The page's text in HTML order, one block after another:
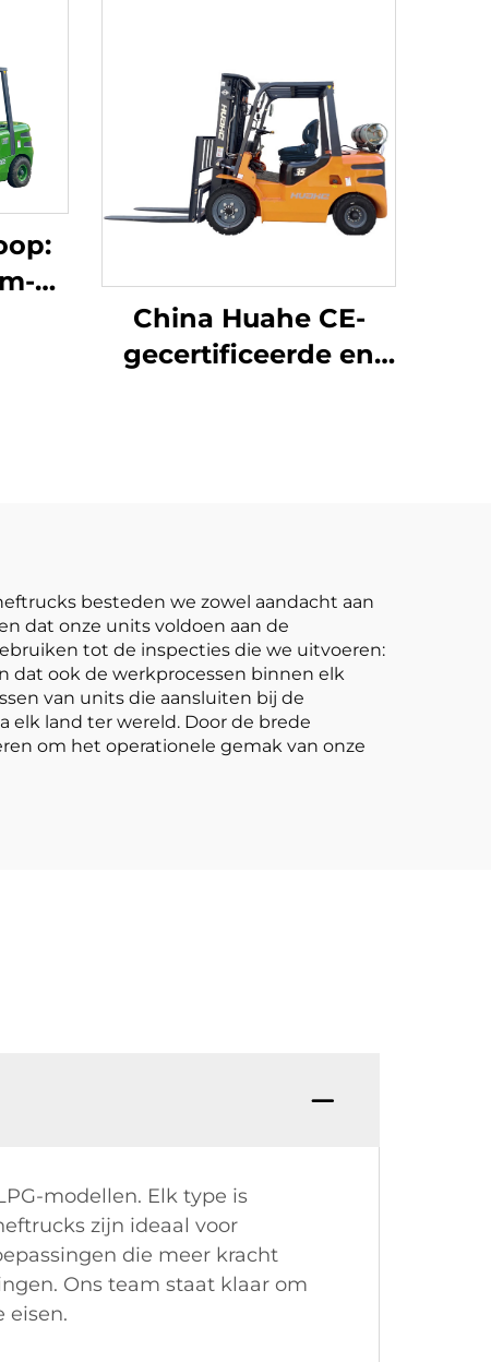
China Huahe CE-
gecertificeerde en
besteden we zowel aandacht aan
dat onze units voldoen aan de
tot de inspecties die we uitvoeren:
dat ook de werkprocessen binnen elk
van units die aansluiten bij de
elk land ter wereld. Door de brede
om het operationele gemak van onze
modellen. Elk type is
zijn ideaal voor
die meer kracht
Ons team staat klaar om
eisen.